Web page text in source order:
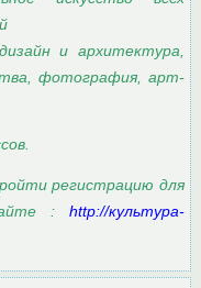
и архитектура,
фотография, арт-
регистрацию для
:http://культура-